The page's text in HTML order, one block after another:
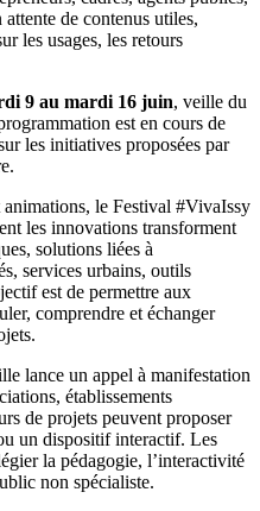
de contenus utiles,
les usages, les retours
9 au mardi 16 juin, veille du
est en cours de
les initiatives proposées par
le Festival #VivaIssy
les innovations transforment
solutions liées à
services urbains, outils
est de permettre aux
comprendre et échanger
lance un appel à manifestation
établissements
de projets peuvent proposer
un dispositif interactif. Les
la pédagogie, l’interactivité
non spécialiste.